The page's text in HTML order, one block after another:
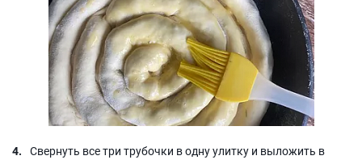
Свернуть все три трубочки в одну улитку и выложить в